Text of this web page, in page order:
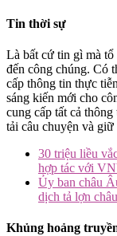
Tin thời sự
Là bất cứ tin gì mà
đến công chúng. Có
cấp thông tin thực
sáng kiến mới cho
cung cấp tất cả
tải câu chuyện và
30 triệu liều
hợp tác với
Ủy ban châu
dịch tả lợn
Khủng hoảng